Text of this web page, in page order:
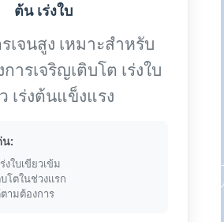
ต้น เร่งใบ
เจนสูง เหมาะสำหรับ
ารเจริญเติบโต เร่งใบ
เร่งต้นแข็งแรง
น:
งใบเขียวเข้ม
บโตในช่วงแรก
ามต้องการ